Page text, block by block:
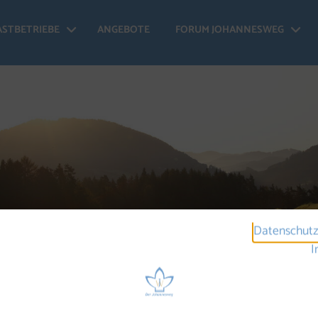
Johannesweg - Menü öffnen
Gastbetriebe - Menü öffnen
ANGEBOTE FORUM JOHANNESWEG